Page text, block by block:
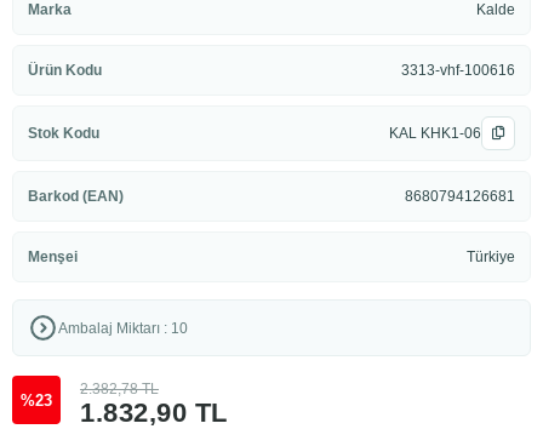
Marka Kalde
Ürün Kodu 3313-vhf-100616
Stok Kodu KAL KHK1-06
Barkod (EAN) 8680794126681
Menşei Türkiye
Ambalaj Miktarı : 10
%23 1.832,90 TL
2.382,78 TL